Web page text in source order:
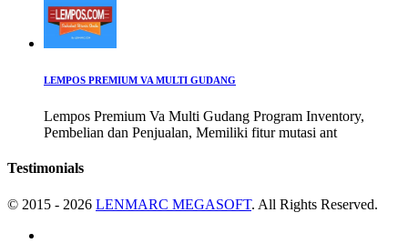
LEMPOS PREMIUM VA MULTI GUDANG
Lempos Premium Va Multi Gudang Program Inventory,
Pembelian dan Penjualan, Memiliki fitur mutasi ant
Testimonials
© 2015 - 2026 LENMARC MEGASOFT. All Rights Reserved.